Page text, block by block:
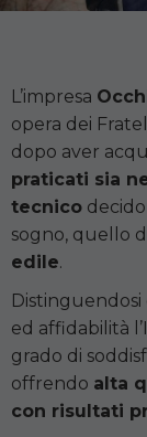
L’impresa
opera dei
dopo aver
praticati sia
tecnico
sogno, quello
edile.
ed affidabilità
grado di
offrendo alta
con risultati